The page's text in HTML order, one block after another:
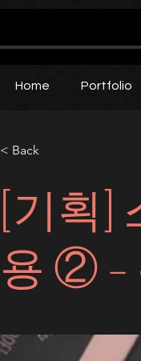
Home Portfolio
< Back
[기획]
용 ② –